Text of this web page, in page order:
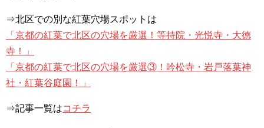
⇒北区での別な紅葉穴場スポットは
「京都の紅葉で北区の穴場を厳選！等持院・光悦寺・大徳
寺！」
「京都の紅葉で北区の穴場を厳選③！吟松寺・岩戸落葉神
社・紅葉谷庭園！」
⇒記事一覧はコチラ